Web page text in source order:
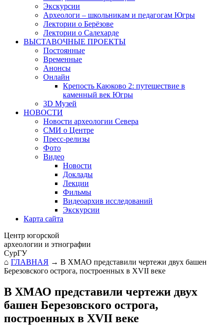
Экскурсии
Археологи – школьникам и педагогам Югры
Лектории о Берёзове
Лектории о Салехарде
ВЫСТАВОЧНЫЕ ПРОЕКТЫ
Постоянные
Временные
Анонсы
Онлайн
Крепость Каюково 2: путешествие в
каменный век Югры
3D Музей
НОВОСТИ
Новости археологии Севера
СМИ о Центре
Пресс-релизы
Фото
Видео
Новости
Доклады
Лекции
Фильмы
Видеоархив исследований
Экскурсии
Карта сайта
Центр югорской
археологии и этнографии
СурГУ
⌂ ГЛАВНАЯ → В ХМАО представили чертежи двух башен
Березовского острога, построенных в XVII веке
В ХМАО представили чертежи двух
башен Березовского острога,
построенных в XVII веке